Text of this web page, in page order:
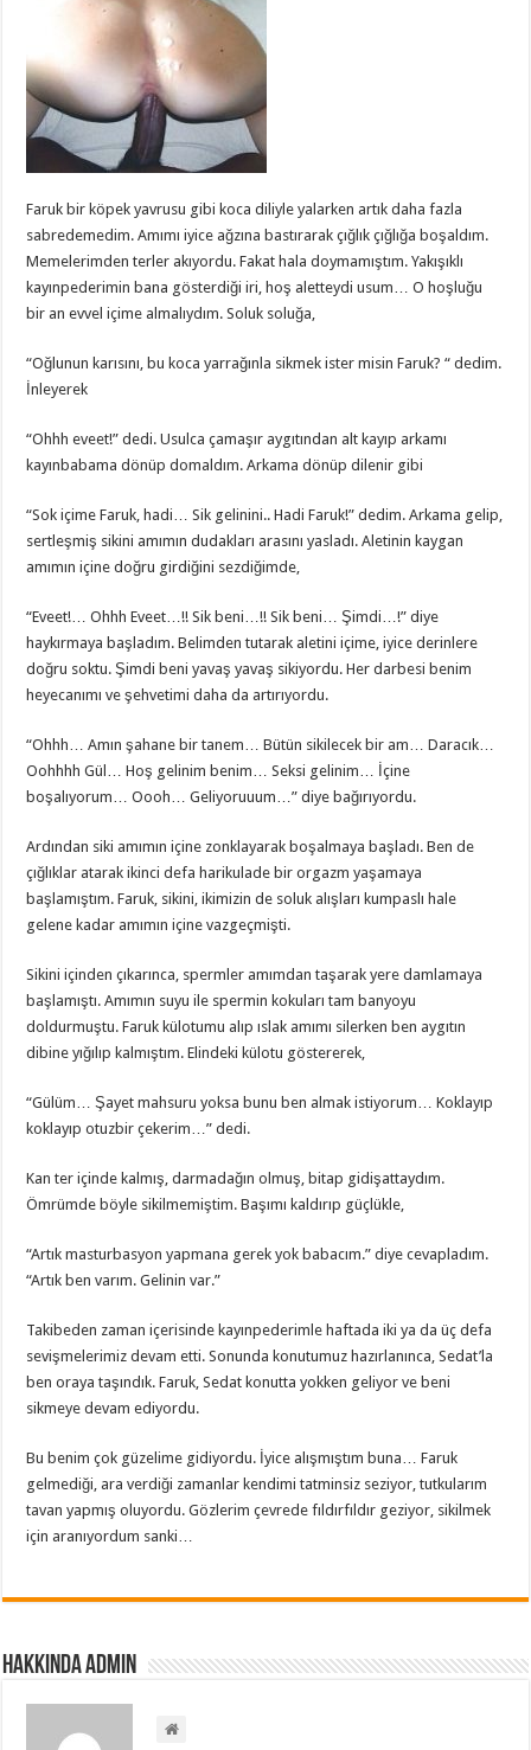
Faruk bir köpek yavrusu gibi koca diliyle yalarken artık daha fazla
sabredemedim. Amımı iyice ağzına bastırarak çığlık çığlığa boşaldım.
Memelerimden terler akıyordu. Fakat hala doymamıştım. Yakışıklı
kayınpederimin bana gösterdiği iri, hoş aletteydi usum… O hoşluğu
bir an evvel içime almalıydım. Soluk soluğa,
“Oğlunun karısını, bu koca yarrağınla sikmek ister misin Faruk? “ dedim.
İnleyerek
“Ohhh eveet!” dedi. Usulca çamaşır aygıtından alt kayıp arkamı
kayınbabama dönüp domaldım. Arkama dönüp dilenir gibi
“Sok içime Faruk, hadi… Sik gelinini.. Hadi Faruk!” dedim. Arkama gelip,
sertleşmiş sikini amımın dudakları arasını yasladı. Aletinin kaygan
amımın içine doğru girdiğini sezdiğimde,
“Eveet!… Ohhh Eveet…!! Sik beni…!! Sik beni… Şimdi…!” diye
haykırmaya başladım. Belimden tutarak aletini içime, iyice derinlere
doğru soktu. Şimdi beni yavaş yavaş sikiyordu. Her darbesi benim
heyecanımı ve şehvetimi daha da artırıyordu.
“Ohhh… Amın şahane bir tanem… Bütün sikilecek bir am… Daracık…
Oohhhh Gül… Hoş gelinim benim… Seksi gelinim… İçine
boşalıyorum… Oooh… Geliyoruuum…” diye bağırıyordu.
Ardından siki amımın içine zonklayarak boşalmaya başladı. Ben de
çığlıklar atarak ikinci defa harikulade bir orgazm yaşamaya
başlamıştım. Faruk, sikini, ikimizin de soluk alışları kumpaslı hale
gelene kadar amımın içine vazgeçmişti.
Sikini içinden çıkarınca, spermler amımdan taşarak yere damlamaya
başlamıştı. Amımın suyu ile spermin kokuları tam banyoyu
doldurmuştu. Faruk külotumu alıp ıslak amımı silerken ben aygıtın
dibine yığılıp kalmıştım. Elindeki külotu göstererek,
“Gülüm… Şayet mahsuru yoksa bunu ben almak istiyorum… Koklayıp
koklayıp otuzbir çekerim…” dedi.
Kan ter içinde kalmış, darmadağın olmuş, bitap gidişattaydım.
Ömrümde böyle sikilmemiştim. Başımı kaldırıp güçlükle,
“Artık masturbasyon yapmana gerek yok babacım.” diye cevapladım.
“Artık ben varım. Gelinin var.”
Takibeden zaman içerisinde kayınpederimle haftada iki ya da üç defa
sevişmelerimiz devam etti. Sonunda konutumuz hazırlanınca, Sedat’la
ben oraya taşındık. Faruk, Sedat konutta yokken geliyor ve beni
sikmeye devam ediyordu.
Bu benim çok güzelime gidiyordu. İyice alışmıştım buna… Faruk
gelmediği, ara verdiği zamanlar kendimi tatminsiz seziyor, tutkularım
tavan yapmış oluyordu. Gözlerim çevrede fıldırfıldır geziyor, sikilmek
için aranıyordum sanki…
Hakkında admin